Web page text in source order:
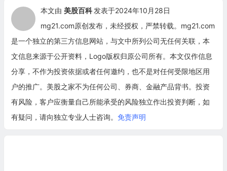
本文由 美股百科 发表于2024年10月28日
mg21.com原创发布，未经授权，严禁转载。mg21.com
是一个独立的第三方信息网站，与文中所列公司无任何关联，本
文信息来源于公开资料，Logo版权归原公司所有。本文仅作信息
分享，不作为投资依据或者任何邀约，也不是对任何受限地区用
户的推广。美股之家不为任何公司、券商、金融产品背书。投资
有风险，客户应衡量自己所能承受的风险独立作出投资判断，如
有疑问，请向独立专业人士咨询。 免责声明